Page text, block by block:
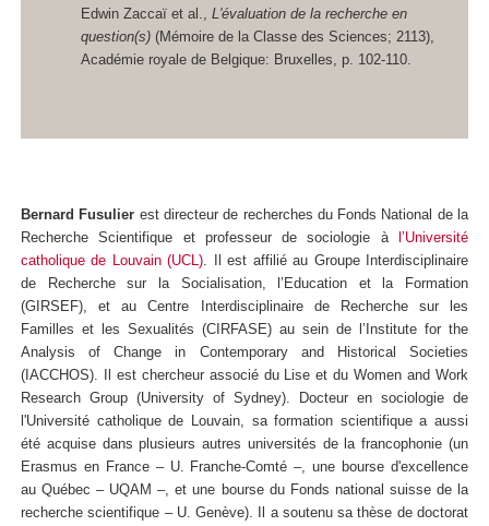
Edwin Zaccaï et al., L'évaluation de la recherche en
question(s)(Mémoire de la Classe des Sciences; 2113),
Académie royale de Belgique: Bruxelles, p. 102-110.
Bernard Fusulier est directeur de recherches du Fonds National de la
Recherche Scientifique et professeur de sociologie àl’Université
catholique de Louvain (UCL). Il est affilié au Groupe Interdisciplinaire
de Recherche sur la Socialisation, l’Education et la Formation
(GIRSEF), et au Centre Interdisciplinaire de Recherche sur les
Familles et les Sexualités (CIRFASE) au sein de l’Institute for the
Analysis of Change in Contemporary and Historical Societies
(IACCHOS). Il est chercheur associé du Lise et du Women and Work
Research Group (University of Sydney). Docteur en sociologie de
l'Université catholique de Louvain, sa formation scientifique a aussi
été acquise dans plusieurs autres universités de la francophonie (un
Erasmus en France – U. Franche-Comté –, une bourse d'excellence
au Québec – UQAM –, et une bourse du Fonds national suisse de la
recherche scientifique – U. Genève). Il a soutenu sa thèse de doctorat